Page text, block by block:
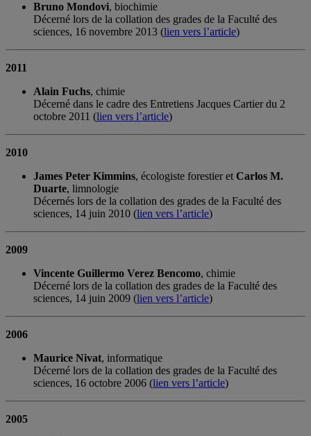
Bruno Mondovi, biochimie
Décerné lors de la collation des grades de la Faculté des
sciences, 16 novembre 2013 (lien vers l’article)
2011
Alain Fuchs, chimie
Décerné dans le cadre des Entretiens Jacques Cartier du 2
octobre 2011 (lien vers l’article)
2010
James Peter Kimmins, écologiste forestier et Carlos M.
Duarte, limnologie
Décernés lors de la collation des grades de la Faculté des
sciences, 14 juin 2010 (lien vers l’article)
2009
Vincente Guillermo Verez Bencomo, chimie
Décerné lors de la collation des grades de la Faculté des
sciences, 14 juin 2009 (lien vers l’article)
2006
Maurice Nivat, informatique
Décerné lors de la collation des grades de la Faculté des
sciences, 16 octobre 2006 (lien vers l’article)
2005